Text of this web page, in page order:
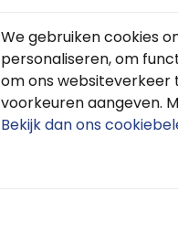
Ameland is het
Paardeneiland
We gebruiken cookies
personaliseren, om
om ons websiteverkeer
voorkeuren aangeven.
Bekijk dan ons